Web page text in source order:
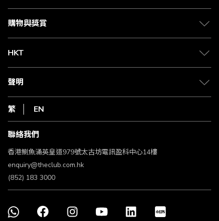
媒體中心
會籍及專屬禮遇
賺取積分
購物與獎賞
物流與配送
Club Shopping 商品領取站
常見問題
HKT
csl.
1010
HKT
聲明
私隱聲明
使用條款
條款及細則
不歧視及不騷擾聲明
認可牌照及通告
繁 EN
聯絡我們
香港鰂魚涌英皇道979號太古坊電訊盈科中心14樓
enquiry@theclub.com.hk
(852) 183 3000